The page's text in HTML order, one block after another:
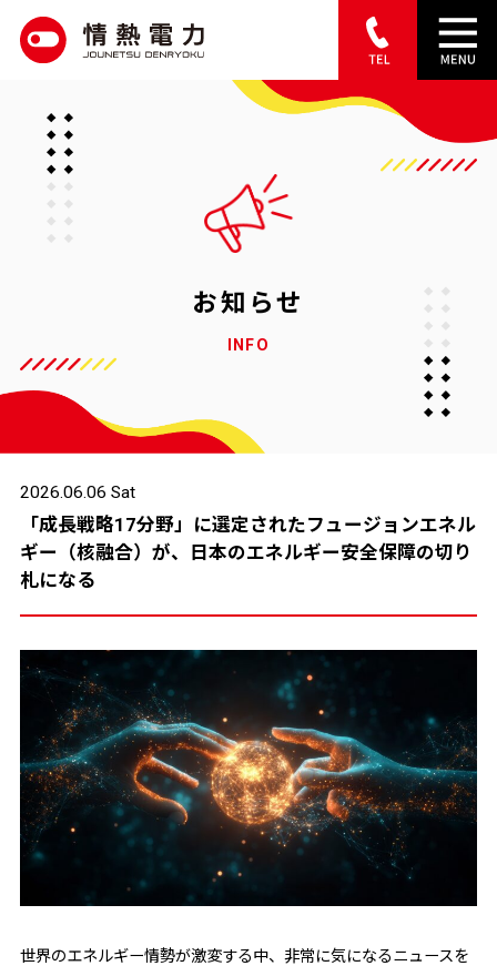
e
お知らせ
INFO
2026.06.06 Sat
「成長戦略17分野」に選定されたフュージョンエネル
ギー（核融合）が、日本のエネルギー安全保障の切り
札になる
世界のエネルギー情勢が激変する中、非常に気になるニュースを